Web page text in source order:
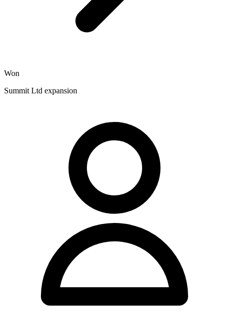
Won
Summit Ltd expansion